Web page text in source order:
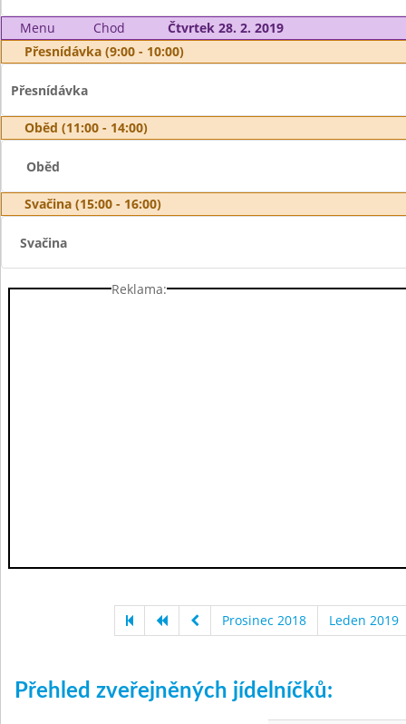
Menu Chod
Čtvrtek 28. 2. 2019
Přesnídávka (9:00 - 10:00)
Přesnídávka
Oběd (11:00 - 14:00)
Oběd
Svačina (15:00 - 16:00)
Svačina
Reklama:
Prosinec 2018 Leden 2019
Přehled zveřejněných jídelníčků: